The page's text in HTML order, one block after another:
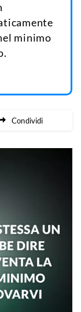
minimo
Condividi